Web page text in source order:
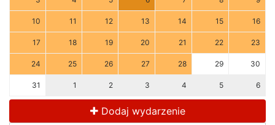
10 11 12 13 14 15 16
17 18 19 20 21 22 23
24 25 26 27 28 29 30
31 1 2 3 4 5 6
Dodaj wydarzenie